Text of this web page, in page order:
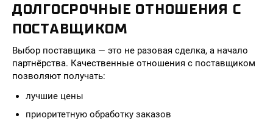
ДОЛГОСРОЧНЫЕ ОТНОШЕНИЯ С
ПОСТАВЩИКОМ
Выбор поставщика — это не разовая сделка, а начало
партнёрства. Качественные отношения с поставщиком
позволяют получать:
лучшие цены
приоритетную обработку заказов